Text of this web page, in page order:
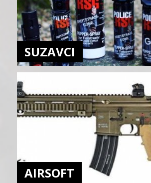
SUZAVCI
AIRSOFT